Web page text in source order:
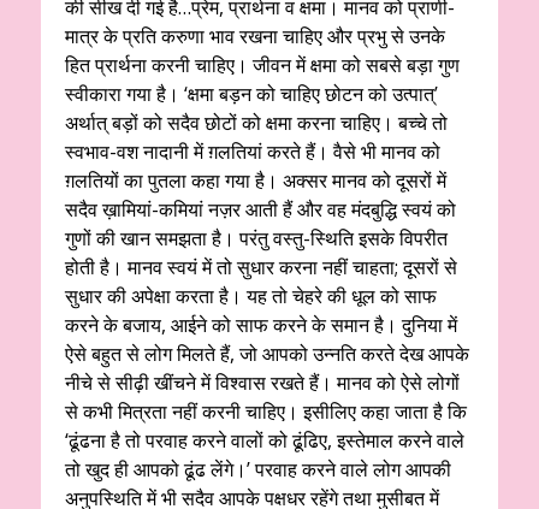
की सीख दी गई है…प्रेम, प्रार्थना व क्षमा। मानव को प्राणी-
मात्र के प्रति करुणा भाव रखना चाहिए और प्रभु से उनके
हित प्रार्थना करनी चाहिए। जीवन में क्षमा को सबसे बड़ा गुण
स्वीकारा गया है। ‘क्षमा बड़न को चाहिए छोटन को उत्पात्’
अर्थात् बड़ों को सदैव छोटों को क्षमा करना चाहिए। बच्चे तो
स्वभाव-वश नादानी में ग़लतियां करते हैं। वैसे भी मानव को
ग़लतियों का पुतला कहा गया है। अक्सर मानव को दूसरों में
सदैव ख़ामियां-कमियां नज़र आती हैं और वह मंदबुद्धि स्वयं को
गुणों की खान समझता है। परंतु वस्तु-स्थिति इसके विपरीत
होती है। मानव स्वयं में तो सुधार करना नहीं चाहता; दूसरों से
सुधार की अपेक्षा करता है। यह तो चेहरे की धूल को साफ
करने के बजाय, आईने को साफ करने के समान है। दुनिया में
ऐसे बहुत से लोग मिलते हैं, जो आपको उन्नति करते देख आपके
नीचे से सीढ़ी खींचने में विश्वास रखते हैं। मानव को ऐसे लोगों
से कभी मित्रता नहीं करनी चाहिए। इसीलिए कहा जाता है कि
‘ढूंढना है तो परवाह करने वालों को ढूंढिए, इस्तेमाल करने वाले
तो खुद ही आपको ढूंढ लेंगे।’ परवाह करने वाले लोग आपकी
अनुपस्थिति में भी सदैव आपके पक्षधर रहेंगे तथा मुसीबत में